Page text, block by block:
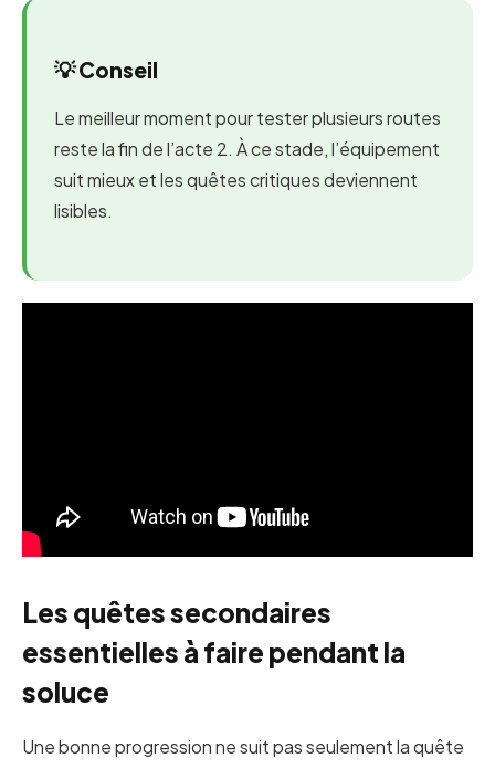
💡 Conseil
Le meilleur moment pour tester plusieurs routes
reste la fin de l’acte 2. À ce stade, l’équipement
suit mieux et les quêtes critiques deviennent
lisibles.
Les quêtes secondaires
essentielles à faire pendant la
soluce
Une bonne progression ne suit pas seulement la quête